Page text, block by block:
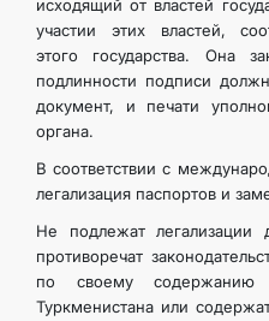
исходящий от властей
участии этих властей,
этого государства. Она
подлинности подписи
документ, и печати
органа.
В соответствии с
легализация паспортов и
Не подлежат
противоречат
по своему содержанию
Туркменистана или